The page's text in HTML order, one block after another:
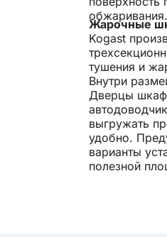
обжаривания.
Жарочные
Kogast
тушения и
Внутри
Дверцы
выгружать
удобно.
варианты
полезной